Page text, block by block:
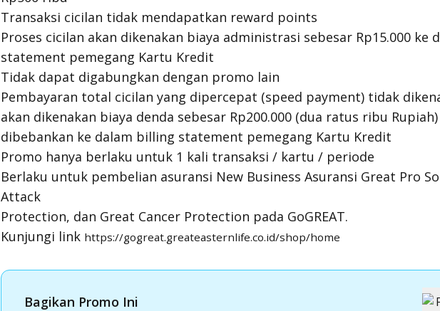
Transaksi cicilan tidak mendapatkan reward points
Proses cicilan akan dikenakan biaya administrasi sebesar Rp15.000 ke
statement pemegang Kartu Kredit
Tidak dapat digabungkan dengan promo lain
Pembayaran total cicilan yang dipercepat (speed payment) tidak
akan dikenakan biaya denda sebesar Rp200.000 (dua ratus ribu
dibebankan ke dalam billing statement pemegang Kartu Kredit
Promo hanya berlaku untuk 1 kali transaksi / kartu / periode
Berlaku untuk pembelian asuransi New Business Asuransi Great Pro
Attack
Protection, dan Great Cancer Protection pada GoGREAT.
Kunjungi link https://gogreat.greateasternlife.co.id/shop/home
Bagikan Promo Ini